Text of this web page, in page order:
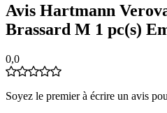
Avis Hartmann
Brassard M 1 pc(s)
0,0
Soyez le premier à écrire un avis